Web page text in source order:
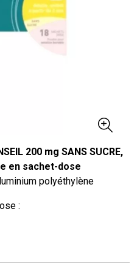
200 mg SANS SUCRE,
en sachet-dose
polyéthylène
: